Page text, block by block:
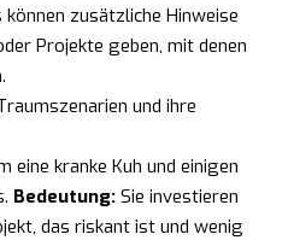
zusätzliche Hinweise
Projekte geben, mit denen
und ihre
eine kranke Kuh und einigen
Bedeutung: Sie investieren
das riskant ist und wenig